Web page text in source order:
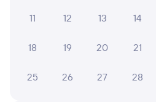
Читать полностью
11 12 13 14
18 19 20 21
25 26 27 28